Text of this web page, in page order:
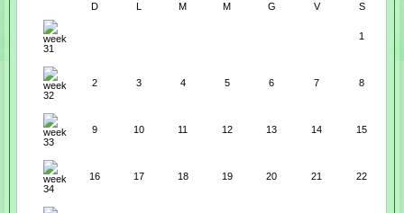
D M M G V S
1
2 3 4 5 6 7 8
9 10 11 12 13 14 15
16 17 18 19 20 21 22